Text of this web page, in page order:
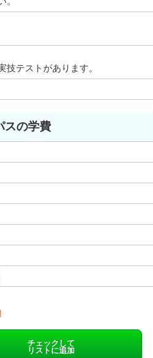
テストがあります。
の学費
チェックして
リストに追加